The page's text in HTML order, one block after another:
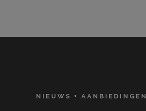
NIEUWS + AANBIEDINGEN